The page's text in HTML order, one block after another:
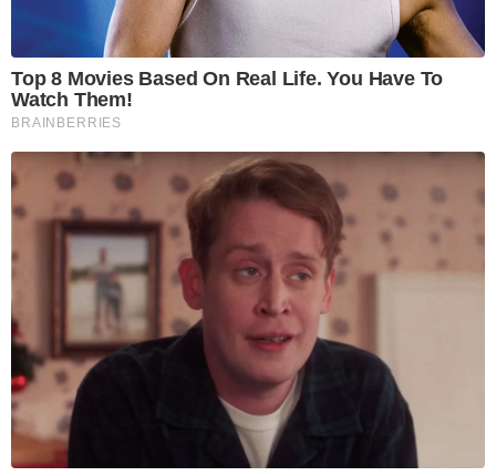
Top 8 Movies Based On Real Life. You Have To
Watch Them!
BRAINBERRIES